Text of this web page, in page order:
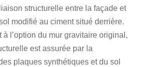
structurelle entre la façade et
modifié au ciment situé derrière.
à l’option du mur gravitaire original,
est assurée par la
plaques synthétiques et du sol